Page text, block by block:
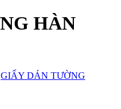
HÀN
GIẤY DÁN TƯỜNG